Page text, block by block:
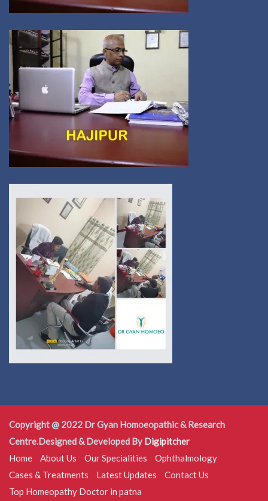
Copyright @ 2022 Dr Gyan Homoeopathic & Research
Centre.Designed & Developed By Digipitcher
Home
About Us Our Specialities
Ophthalmology
Cases & Treatments
Latest Updates
Contact Us
Top Homeopathy Doctor in patna